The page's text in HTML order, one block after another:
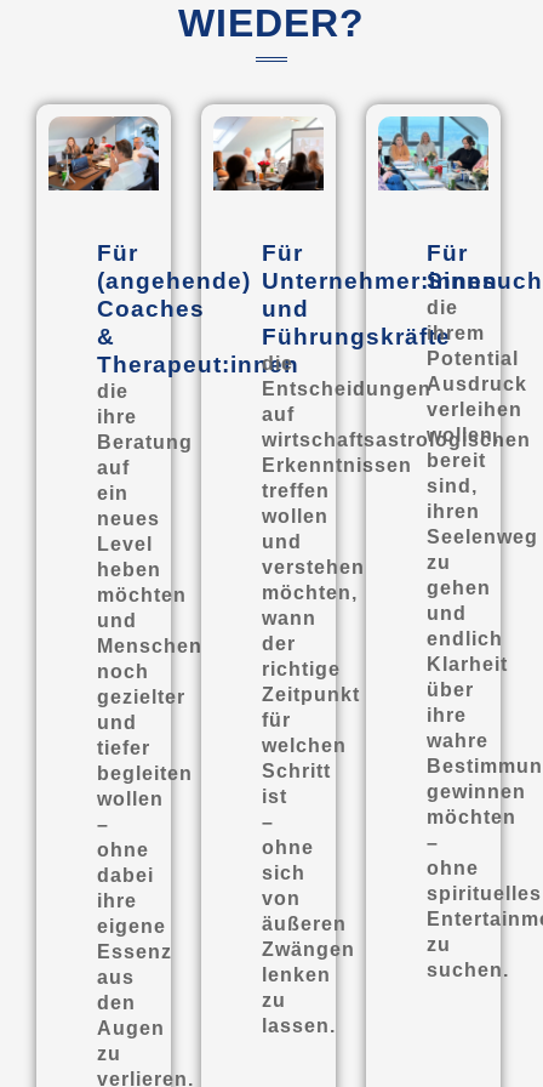
WIEDER?
Für
(angehende)
Coaches
&
Therapeut:innen
die
ihre
Beratung
auf
ein
neues
Level
heben
möchten
und
Menschen
noch
gezielter
und
tiefer
begleiten
wollen
–
ohne
dabei
ihre
eigene
Essenz
aus
den
Augen
zu
verlieren.
Für
Unternehmer:innen
und
Führungskräfte
die
Entscheidungen
auf
wirtschaftsastrologischen
Erkenntnissen
treffen
wollen
und
verstehen
möchten,
wann
der
richtige
Zeitpunkt
für
welchen
Schritt
ist
–
ohne
sich
von
äußeren
Zwängen
lenken
zu
lassen.
Für
die
ihrem
Potential
Ausdruck
verleihen
wollen,
bereit
sind,
ihren
Seelenweg
zu
gehen
und
endlich
Klarheit
über
ihre
wahre
gewinnen
möchten
–
ohne
spirituelles
zu
suchen.